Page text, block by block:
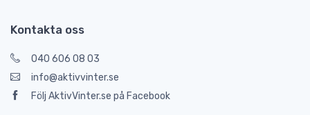
Kontakta oss
040 606 08 03
info@aktivvinter.se
Följ AktivVinter.se på Facebook